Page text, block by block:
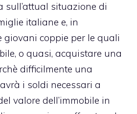
sull’attual situazione di
italiane e, in
giovani coppie per le quali
o quasi, acquistare una
difficilmente una
i soldi necessari a
valore dell’immobile in